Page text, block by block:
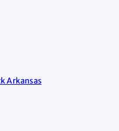
Arkansas